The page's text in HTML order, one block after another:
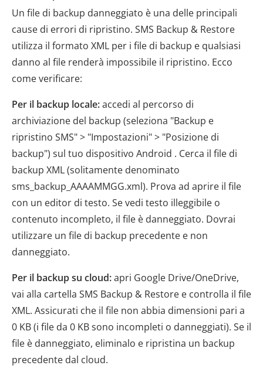
Un file di backup danneggiato è una delle principali
cause di errori di ripristino. SMS Backup & Restore
utilizza il formato XML per i file di backup e qualsiasi
danno al file renderà impossibile il ripristino. Ecco
come verificare:
Per il backup locale:accedi al percorso di
archiviazione del backup (seleziona "Backup e
ripristino SMS" > "Impostazioni" > "Posizione di
backup") sul tuo dispositivo Android . Cerca il file di
backup XML (solitamente denominato
sms_backup_AAAAMMGG.xml). Prova ad aprire il file
con un editor di testo. Se vedi testo illeggibile o
contenuto incompleto, il file è danneggiato. Dovrai
utilizzare un file di backup precedente e non
danneggiato.
Per il backup su cloud:apri Google Drive/OneDrive,
vai alla cartella SMS Backup & Restore e controlla il file
XML. Assicurati che il file non abbia dimensioni pari a
0 KB (i file da 0 KB sono incompleti o danneggiati). Se il
file è danneggiato, eliminalo e ripristina un backup
precedente dal cloud.